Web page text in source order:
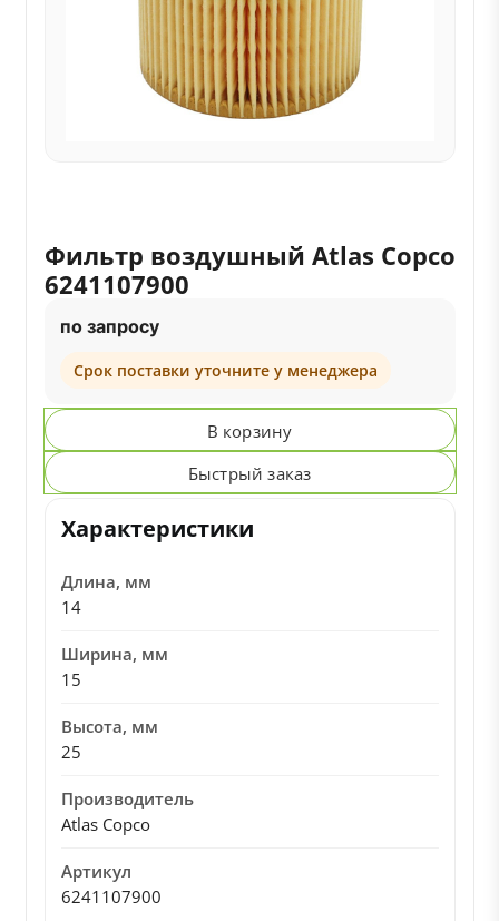
Фильтр воздушный Atlas Copco
6241107900
по запросу
Срок поставки уточните у менеджера
В корзину
Быстрый заказ
Характеристики
Длина, мм
14
Ширина, мм
15
Высота, мм
25
Производитель
Atlas Copco
Артикул
6241107900